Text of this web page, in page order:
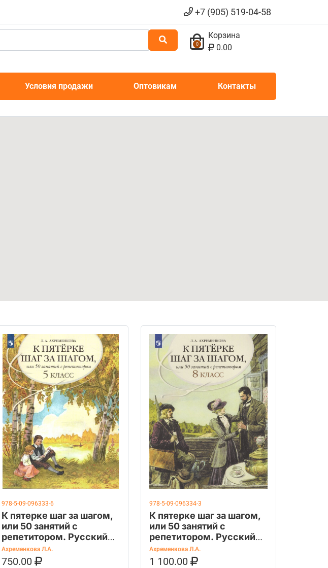
+7 (905) 519-04-58
0
Корзина
0.00
Условия продажи Оптовикам Контакты
978-5-09-096333-6
К пятерке шаг за шагом,
или 50 занятий с
репетитором. Русский
язык. 5 класс /
Ахременкова Л.А. /
Ахременкова Л.А.
750.00
В КОРЗИНУ
978-5-09-096334-3
К пятерке шаг за шагом,
или 50 занятий с
репетитором. Русский
язык. 8 класс /
Ахременкова Л.А. /
Ахременкова Л.А.
1 100.00
В КОРЗИНУ